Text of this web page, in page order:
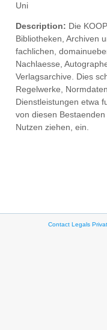
Uni
Description: Die
Bibliotheken, Archiven
fachlichen,
Nachlaesse,
Verlagsarchive. Dies
Regelwerke,
Dienstleistungen etwa
von diesen Bestaenden
Nutzen ziehen, ein.
Contact Legals